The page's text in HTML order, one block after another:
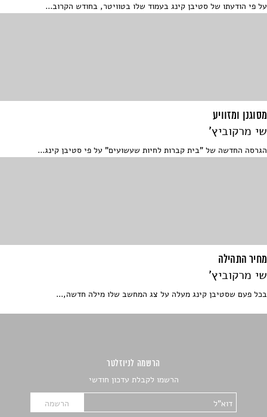
על פי הודעתו של סטיבן קינג בעמוד שלו בטוויטר, בחודש הקרוב...
מסוגנן ומזוויע
שי מרקוביץ'
הגרסה החדשה של "בית קברות לחיות שעשועים" על פי סטיבן קינג...
מחיר התהילה
שי מרקוביץ'
בכל פעם שסטיבן קינג מעלה על צג המחשב שלו מילה חדשה,...
הרשמה לניוזלטר
הרשמו לקבלת עדכון חודשי